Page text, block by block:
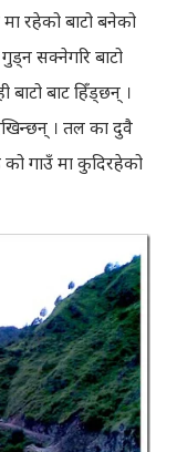
रहेको बाटो बनेको
सक्नेगरि बाटो
बाट हिँड्छन् ।
देखिन्छन् । तल का दुवै
गाउँ मा कुदिरहेको